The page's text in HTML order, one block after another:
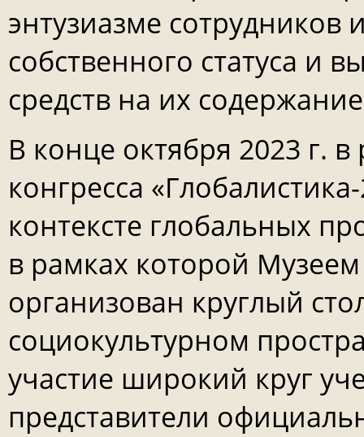
энтузиазме сотрудников
собственного статуса и
средств на их
В конце октября 2023 г.
конгресса
контексте глобальных
в рамках которой
организован круглый
социокультурном
участие широкий круг
представители